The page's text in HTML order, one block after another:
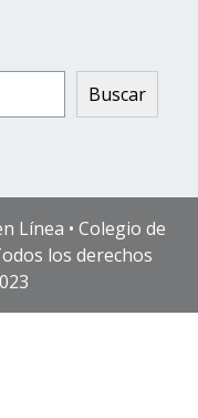
Buscar
Línea • Colegio de
los derechos